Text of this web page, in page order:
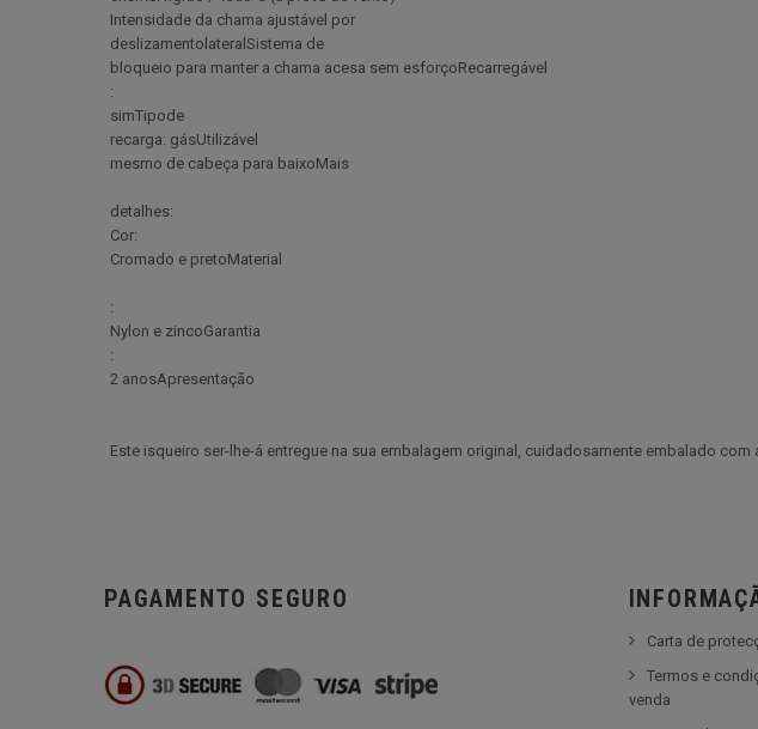
Intensidade da chama ajustável por
deslizamentolateralSistema de
bloqueio para manter a chama acesa sem esforçoRecarregável
:
simTipode
recarga: gásUtilizável
mesmo de cabeça para baixoMais
detalhes:
Cor:
Cromado e pretoMaterial
:
Nylon e zincoGarantia
:
2 anosApresentação
Este isqueiro ser-lhe-á entregue na sua embalagem original, cuidadosamente embalado
PAGAMENTO SEGURO
Carta de
Termos e
venda